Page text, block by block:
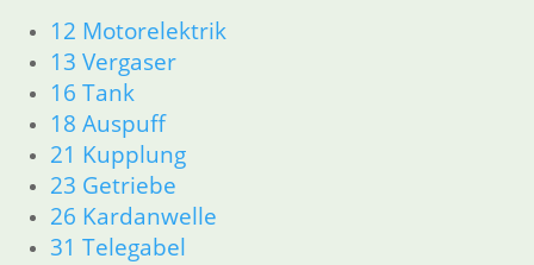
12 Motorelektrik
13 Vergaser
16 Tank
18 Auspuff
21 Kupplung
23 Getriebe
26 Kardanwelle
31 Telegabel
Impressum
AGB
Datenschutzerklärung
Zahlung und Lieferung
Cookie-Richtlinie (EU)
Widerrufsbelehrung
Vertrag widerrufen